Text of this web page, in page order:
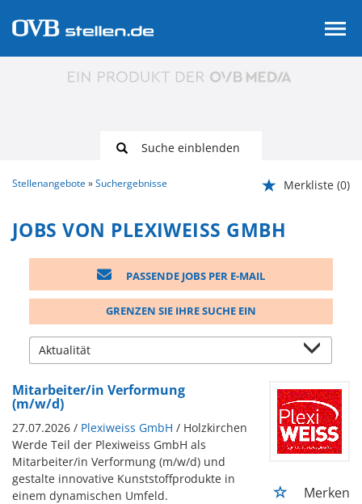
Suche einblenden
Stellenangebote Suchergebnisse Merkliste (0)
JOBS VON PLEXIWEISS GMBH
PASSENDE JOBS PER E-MAIL
GRENZEN SIE IHRE SUCHE EIN
Mitarbeiter/in Verformung
(m/w/d)
27.07.2026 / Plexiweiss GmbH / Holzkirchen
Werde Teil der Plexiweiss GmbH als
Mitarbeiter/in Verformung (m/w/d) und
gestalte innovative Kunststoffprodukte in
einem dynamischen Umfeld.
Merken